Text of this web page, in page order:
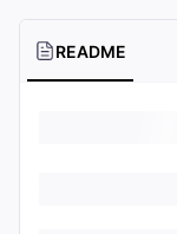
README